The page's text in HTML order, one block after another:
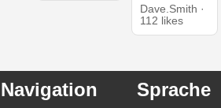
Dave.Smith ·
112 likes
Navigation Sprache